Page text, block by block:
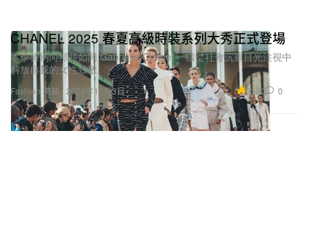
Fashion 時裝
CHANEL 2025 春夏高級時裝系列大秀正式登場
本季特別向那些如同 Gabrielle Chanel 一樣從社會沉重目光注視中
解放自我的女性致敬。
2024年10月3日 3.8K 0